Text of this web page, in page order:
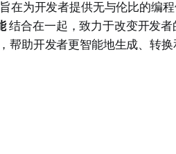
在为开发者提供无与伦比的编
结合在一起，致力于改变开发者
助开发者更智能地生成、转换